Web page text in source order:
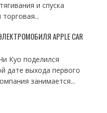
и спуска
APPLE CAR
Куо поделился
дате выхода первого
занимается...